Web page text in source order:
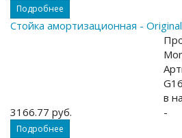
Подробнее
Стойка амортизационная -
в
3166.77 руб.
-
Подробнее